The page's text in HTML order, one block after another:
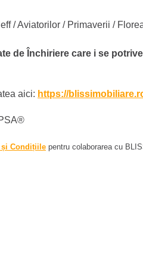
/ Aviatorilor / Primaverii /
de Închiriere care i se
aici: https://
și Condițiile pentru colaborarea cu